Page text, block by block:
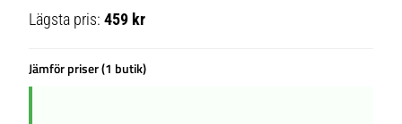
Lägsta pris:459 kr
Jämför priser (1 butik)